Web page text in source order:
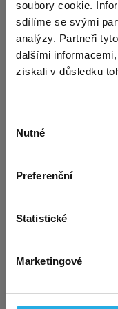
soubory cookie.
sdílíme se svými
analýzy. Partneři
dalšími
získali v důsledku
souhlasu
Nutné
Preferenční
Statistické
Marketingové
Sháníte solidní a
OSVČ, firmu či
sjednejte si u
STANDARD a
Všechny
Pozor: Dosavadní
To mě zajímá